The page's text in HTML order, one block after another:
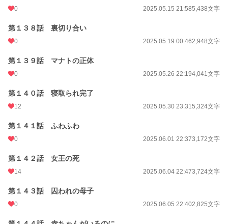
0 2025.05.15 21:585,438文字
第１３８話 裏切り合い
0 2025.05.19 00:462,948文字
第１３９話 マナトの正体
0 2025.05.26 22:194,041文字
第１４０話 寝取られ完了
12 2025.05.30 23:315,324文字
第１４１話 ふわふわ
0 2025.06.01 22:373,172文字
第１４２話 女王の死
14 2025.06.04 22:473,724文字
第１４３話 囚われの母子
0 2025.06.05 22:402,825文字